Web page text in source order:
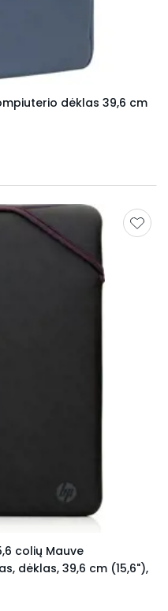
dėklas 39,6 cm
colių Mauve
dėklas, 39,6 cm (15,6"),